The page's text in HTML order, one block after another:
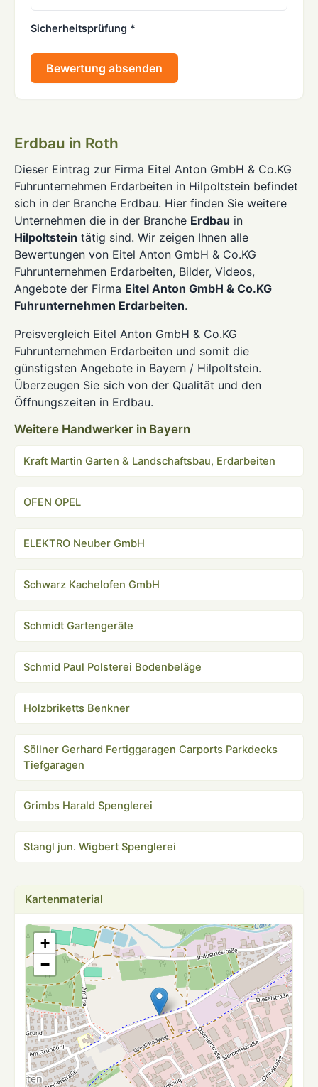
Sicherheitsprüfung *
Bewertung absenden
Erdbau in Roth
Dieser Eintrag zur Firma Eitel Anton GmbH & Co.KG
Fuhrunternehmen Erdarbeiten in Hilpoltstein befindet
sich in der Branche Erdbau. Hier finden Sie weitere
Unternehmen die in der Branche Erdbau in
Hilpoltstein tätig sind. Wir zeigen Ihnen alle
Bewertungen von Eitel Anton GmbH & Co.KG
Fuhrunternehmen Erdarbeiten, Bilder, Videos,
Angebote der Firma Eitel Anton GmbH & Co.KG
Fuhrunternehmen Erdarbeiten.
Preisvergleich Eitel Anton GmbH & Co.KG
Fuhrunternehmen Erdarbeiten und somit die
günstigsten Angebote in Bayern / Hilpoltstein.
Überzeugen Sie sich von der Qualität und den
Öffnungszeiten in Erdbau.
Weitere Handwerker in Bayern
Kraft Martin Garten & Landschaftsbau, Erdarbeiten
OFEN OPEL
ELEKTRO Neuber GmbH
Schwarz Kachelofen GmbH
Schmidt Gartengeräte
Schmid Paul Polsterei Bodenbeläge
Holzbriketts Benkner
Söllner Gerhard Fertiggaragen Carports Parkdecks
Tiefgaragen
Grimbs Harald Spenglerei
Stangl jun. Wigbert Spenglerei
Kartenmaterial
+
−